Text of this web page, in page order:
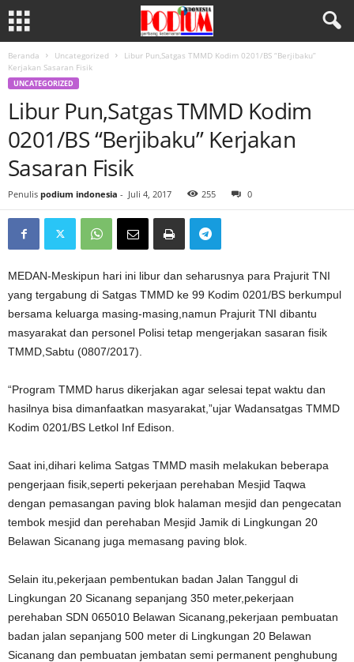
Beranda Uncategorized
Libur Pun,Satgas TMMD Kodim 0201/BS “Berjibaku”
Kerjakan Sasaran Fisik
UNCATEGORIZED
Libur Pun,Satgas TMMD Kodim
0201/BS “Berjibaku” Kerjakan
Sasaran Fisik
Penulis podium indonesia - Juli 4, 2017 255 0
MEDAN-Meskipun hari ini libur dan seharusnya para Prajurit TNI
yang tergabung di Satgas TMMD ke 99 Kodim 0201/BS berkumpul
bersama keluarga masing-masing,namun Prajurit TNI dibantu
masyarakat dan personel Polisi tetap mengerjakan sasaran fisik
TMMD,Sabtu (0807/2017).
“Program TMMD harus dikerjakan agar selesai tepat waktu dan
hasilnya bisa dimanfaatkan masyarakat,”ujar Wadansatgas TMMD
Kodim 0201/BS Letkol Inf Edison.
Saat ini,dihari kelima Satgas TMMD masih melakukan beberapa
pengerjaan fisik,seperti pekerjaan perehaban Mesjid Taqwa
dengan pemasangan paving blok halaman mesjid dan pengecatan
tembok mesjid dan perehaban Mesjid Jamik di Lingkungan 20
Belawan Sicanang juga memasang paving blok.
Selain itu,pekerjaan pembentukan badan Jalan Tanggul di
Lingkungan 20 Sicanang sepanjang 350 meter,pekerjaan
perehaban SDN 065010 Belawan Sicanang,pekerjaan pembuatan
badan jalan sepanjang 500 meter di Lingkungan 20 Belawan
Sicanang dan pembuatan jembatan semi permanent penghubung